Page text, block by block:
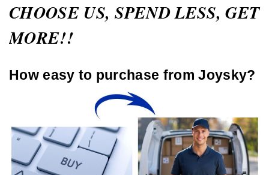
CHOOSE US, SPEND LESS, GET
MORE!!
How easy to purchase from Joysky?